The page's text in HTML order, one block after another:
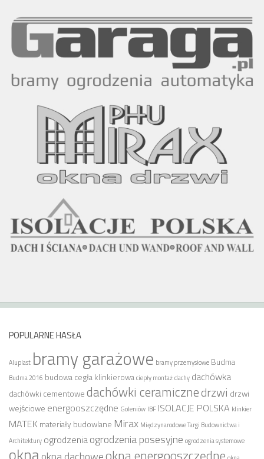
POPULARNE HASŁA
Aluplast bramy garażowe bramy przemysłowe Budma
Budma 2016 budowa cegła klinkierowaciepły montażdachy dachówka
dachówki cementowe dachówki ceramicznedrzwi drzwi
wejściowe energooszczędne Goleniów IBF ISOLACJE POLSKA klinkier
MATEK materiały budowlane Mirax Międzynarodowe Targi Budownictwa i
Architektury ogrodzeniaogrodzenia posesyjne ogrodzenia systemowe